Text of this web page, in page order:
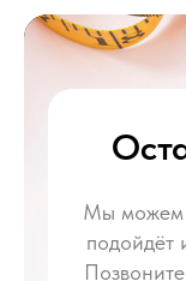
Мы можем
подойдёт